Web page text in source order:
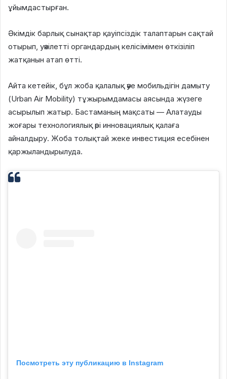
ұйымдастырған.
Әкімдік барлық сынақтар қауіпсіздік талаптарын сақтай
отырып, уәкілетті органдардың келісімімен өткізіліп
жатқанын атап өтті.
Айта кетейік, бұл жоба қалалық әуе мобильдігін дамыту
(Urban Air Mobility) тұжырымдамасы аясында жүзеге
асырылып жатыр. Бастаманың мақсаты — Алатауды
жоғары технологиялық әрі инновациялық қалаға
айналдыру. Жоба толықтай жеке инвестиция есебінен
қаржыландырылуда.
Посмотреть эту публикацию в Instagram